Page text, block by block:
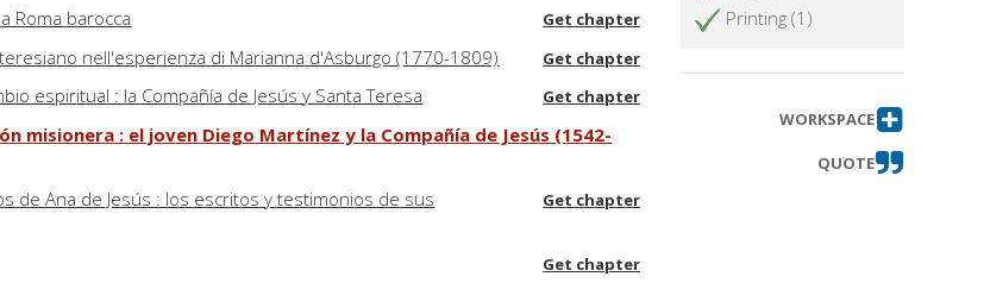
Roma barocca Get chapter
nell'esperienza di Marianna d'Asburgo (1770-1809) Get chapter
espiritual : la Compañía de Jesús y Santa Teresa Get chapter
misionera : el joven Diego Martínez y la Compañía de Jesús (1542-
de Ana de Jesús : los escritos y testimonios de sus
Get chapter
Get chapter
Printing (1)
WORKSPACE
QUOTE